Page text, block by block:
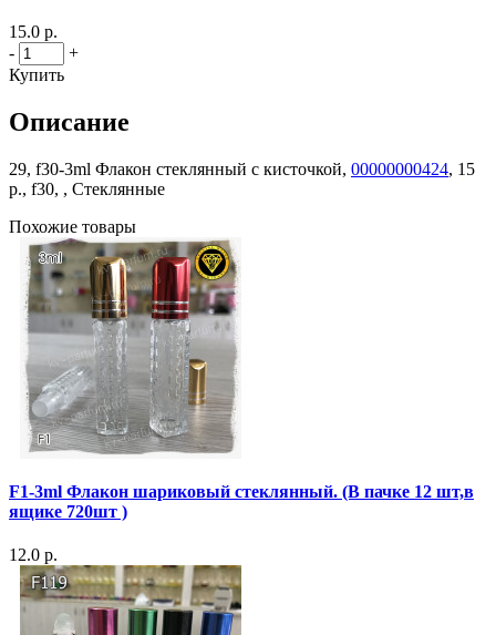
15.0 р.
-
+
Купить
Описание
29, f30-3ml Флакон стеклянный с кисточкой, 00000000424, 15
р., f30, , Стеклянные
Похожие товары
F1-3ml Флакон шариковый стеклянный. (В пачке 12 шт,в
ящике 720шт )
12.0 р.